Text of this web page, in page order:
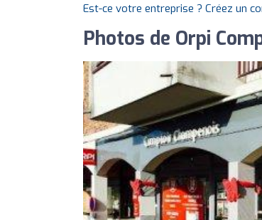
Est-ce votre entreprise ? Créez un
Photos de Orpi